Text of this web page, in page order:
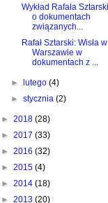
Wykład Rafała
o dokumentach
związanych...
Rafał Sztarski: Wisła w
Warszawie w
dokumentach z ...
► lutego(4)
►stycznia(2)
► 2018 (28)
► 2017 (33)
► 2016 (32)
► 2015 (4)
► 2014 (18)
► 2013 (20)